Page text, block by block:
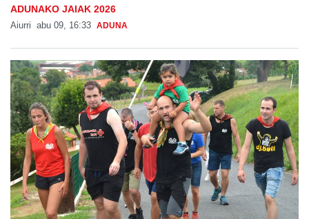
ADUNAKO JAIAK 2026
Aiurri abu 09, 16:33 ADUNA